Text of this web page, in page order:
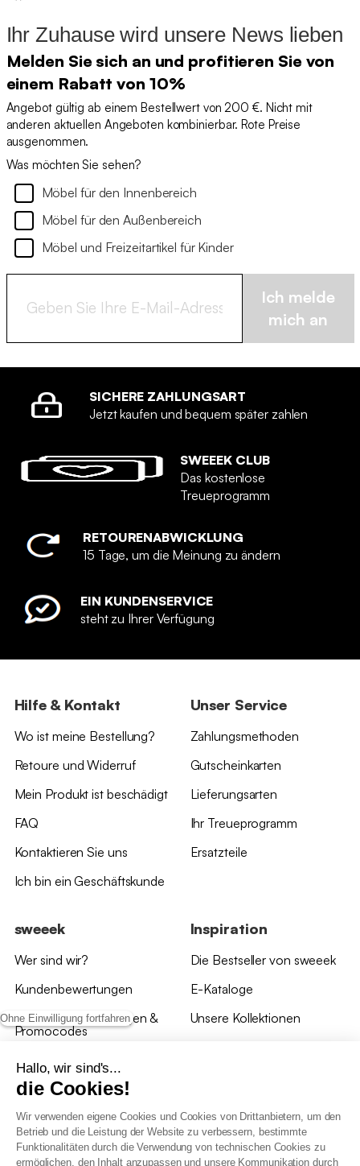
Ohne Einwilligung fortfahren
Hallo, wir sind's...
die Cookies!
Wir verwenden eigene Cookies und Cookies von Drittanbietern, um den
Betrieb und die Leistung der Website zu verbessern, bestimmte
Funktionalitäten durch die Verwendung von technischen Cookies zu
ermöglichen, den Inhalt anzupassen und unsere Kommunikation durch
Ihr Zuhause wird unsere News lieben
Melden Sie sich an und profitieren Sie von
einem Rabatt von 10%
Angebot gültig ab einem Bestellwert von 200 €. Nicht mit
anderen aktuellen Angeboten kombinierbar. Rote Preise
ausgenommen.
Was möchten Sie sehen?
Möbel für den Innenbereich
Möbel für den Außenbereich
Möbel und Freizeitartikel für Kinder
Ich melde
mich an
SICHERE ZAHLUNGSART
Jetzt kaufen und bequem später zahlen
SWEEEK CLUB
Das kostenlose
Treueprogramm
RETOURENABWICKLUNG
15 Tage, um die Meinung zu ändern
EIN KUNDENSERVICE
steht zu Ihrer Verfügung
Hilfe & Kontakt
Wo ist meine Bestellung?
Retoure und Widerruf
Mein Produkt ist beschädigt
FAQ
Kontaktieren Sie uns
Ich bin ein Geschäftskunde
Unser Service
Zahlungsmethoden
Gutscheinkarten
Lieferungsarten
Ihr Treueprogramm
Ersatzteile
sweeek
Wer sind wir?
Kundenbewertungen
*Angebotsbedingungen &
Promocodes
Bewertungen von sweeek
Unsere Geschäfte
Inspiration
Die Bestseller von sweeek
E-Kataloge
Unsere Kollektionen